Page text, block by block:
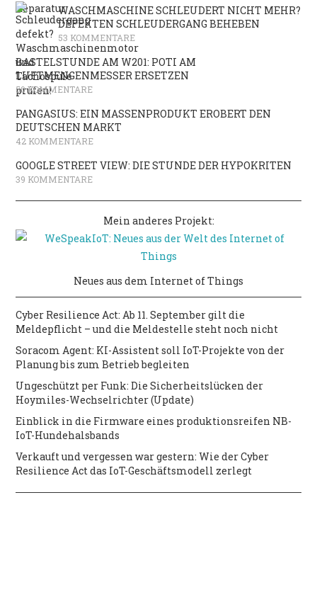
WASCHMASCHINE SCHLEUDERT NICHT MEHR?
DEFEKTEN SCHLEUDERGANG BEHEBEN
53 KOMMENTARE
BASTELSTUNDE AM W201: POTI AM
LUFTMENGENMESSER ERSETZEN
50 KOMMENTARE
PANGASIUS: EIN MASSENPRODUKT EROBERT DEN
DEUTSCHEN MARKT
42 KOMMENTARE
GOOGLE STREET VIEW: DIE STUNDE DER HYPOKRITEN
39 KOMMENTARE
Mein anderes Projekt:
Neues aus dem Internet of Things
Cyber Resilience Act: Ab 11. September gilt die
Meldepflicht – und die Meldestelle steht noch nicht
Soracom Agent: KI-Assistent soll IoT-Projekte von der
Planung bis zum Betrieb begleiten
Ungeschützt per Funk: Die Sicherheitslücken der
Hoymiles-Wechselrichter (Update)
Einblick in die Firmware eines produktionsreifen NB-
IoT-Hundehalsbands
Verkauft und vergessen war gestern: Wie der Cyber
Resilience Act das IoT-Geschäftsmodell zerlegt